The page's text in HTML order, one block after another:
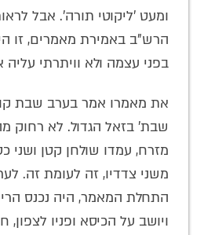
ומעט 'ליקוטי תורה'. אבל
הרש"ב באמירת מאמרים, זו
בפני עצמה ולא וויתרתי
את מאמרו אמר בערב שבת
שבת' בזאל הגדול. לא רחוק
מזרח, עמדו שולחן קטן ושני
משני צדדיו, זה לעומת זה.
התחלת המאמר, היה נכנס
ויושב על הכיסא ופניו לצפון,